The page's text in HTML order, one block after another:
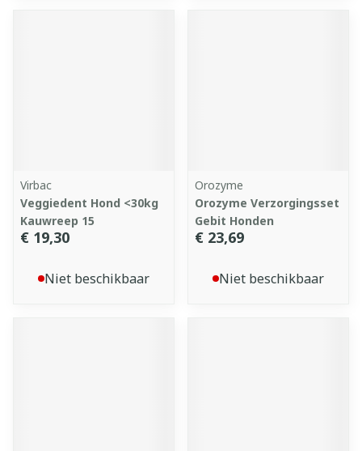
Virbac
Veggiedent Hond <30kg
Kauwreep 15
€ 19,30
Niet beschikbaar
Orozyme
Orozyme Verzorgingsset
Gebit Honden
€ 23,69
Niet beschikbaar